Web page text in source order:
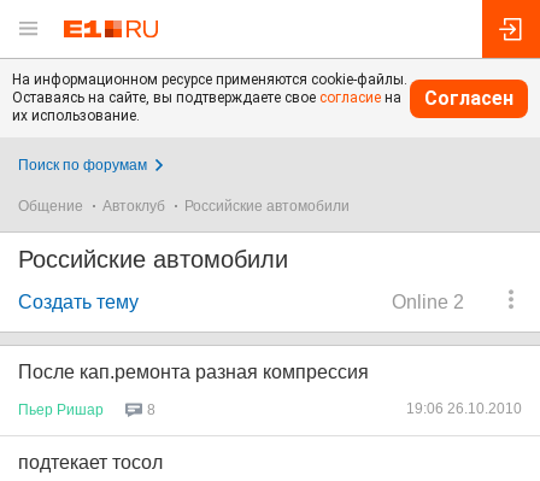
На информационном ресурсе применяются cookie-файлы.
Оставаясь на сайте, вы подтверждаете свое согласие на
их использование.
Согласен
Поиск по форумам
Общение Автоклуб Российские автомобили
Российские автомобили
Online 2
Создать тему
После кап.ремонта разная компрессия
Пьер Ришар 8 19:06 26.10.2010
подтекает тосол